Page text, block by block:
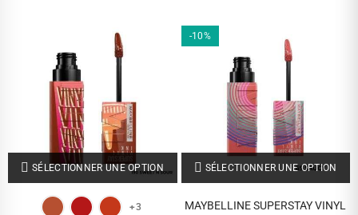
SÉLECTIONNER UNE OPTION
+3
-10%
SÉLECTIONNER UNE OPTION
MAYBELLINE SUPERSTAY VINYL